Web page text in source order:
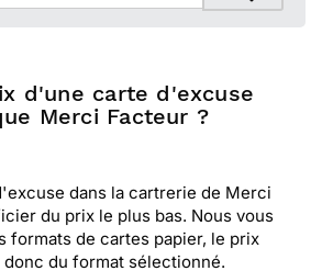
d'une carte d'excuse
Merci Facteur ?
dans la cartrerie de Merci
du prix le plus bas. Nous vous
formats de cartes papier, le prix
du format sélectionné.